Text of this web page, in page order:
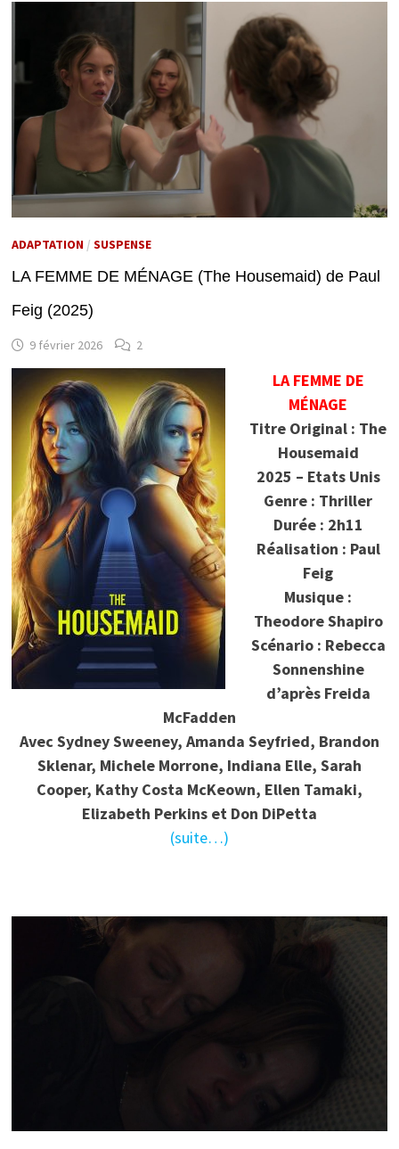
ADAPTATION/ SUSPENSE
LA FEMME DE MÉNAGE (The Housemaid) de Paul
Feig (2025)
9 février 2026 2
LA FEMME DE
MÉNAGE
Titre Original : The
Housemaid
2025 – Etats Unis
Genre : Thriller
Durée : 2h11
Réalisation : Paul
Feig
Musique :
Theodore Shapiro
Scénario : Rebecca
Sonnenshine
d’après Freida
McFadden
Avec Sydney Sweeney, Amanda Seyfried, Brandon
Sklenar, Michele Morrone, Indiana Elle, Sarah
Cooper, Kathy Costa McKeown, Ellen Tamaki,
Elizabeth Perkins et Don DiPetta
(suite…)